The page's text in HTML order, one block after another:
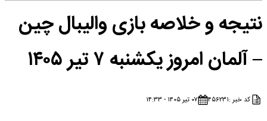
نتیجه و خلاصه بازی والیبال چین
– آلمان امروز یکشنبه ۷ تیر ۱۴۰۵
کد خبر :۴۵۶۲۳۱ ۰۷ تیر ۱۴۰۵ - ۱۴:۳۳